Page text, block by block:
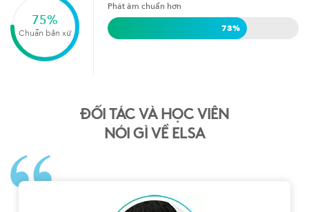
75%
Chuẩn bản xứ
Phát âm chuẩn hơn
73%
ĐỐI TÁC VÀ HỌC VIÊN
NÓI GÌ VỀ ELSA